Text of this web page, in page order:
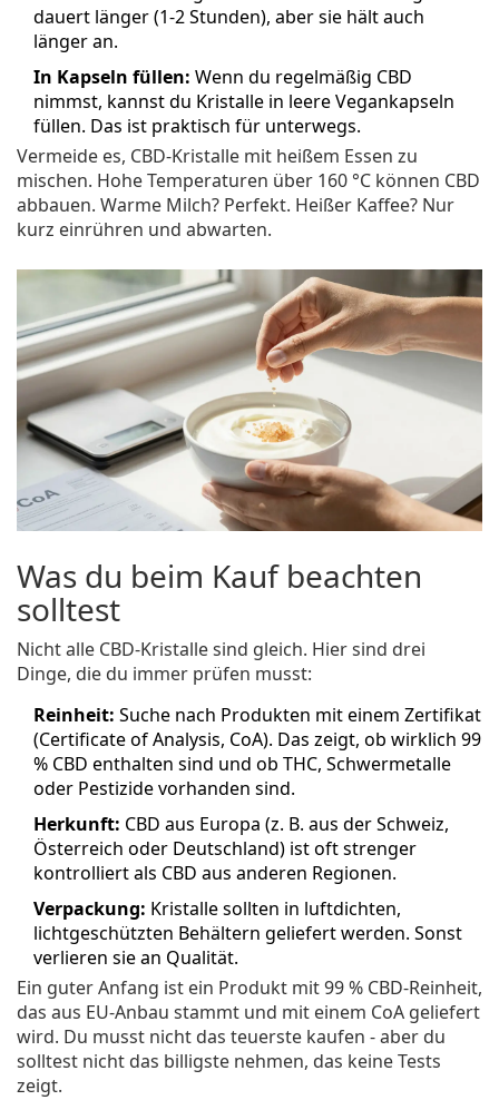
dauert länger (1-2 Stunden), aber sie hält auch
länger an.
In Kapseln füllen: Wenn du regelmäßig CBD
nimmst, kannst du Kristalle in leere Vegankapseln
füllen. Das ist praktisch für unterwegs.
Vermeide es, CBD-Kristalle mit heißem Essen zu
mischen. Hohe Temperaturen über 160 °C können CBD
abbauen. Warme Milch? Perfekt. Heißer Kaffee? Nur
kurz einrühren und abwarten.
Was du beim Kauf beachten
solltest
Nicht alle CBD-Kristalle sind gleich. Hier sind drei
Dinge, die du immer prüfen musst:
Reinheit: Suche nach Produkten mit einem Zertifikat
(Certificate of Analysis, CoA). Das zeigt, ob wirklich 99
% CBD enthalten sind und ob THC, Schwermetalle
oder Pestizide vorhanden sind.
Herkunft: CBD aus Europa (z. B. aus der Schweiz,
Österreich oder Deutschland) ist oft strenger
kontrolliert als CBD aus anderen Regionen.
Verpackung: Kristalle sollten in luftdichten,
lichtgeschützten Behältern geliefert werden. Sonst
verlieren sie an Qualität.
Ein guter Anfang ist ein Produkt mit 99 % CBD-Reinheit,
das aus EU-Anbau stammt und mit einem CoA geliefert
wird. Du musst nicht das teuerste kaufen - aber du
solltest nicht das billigste nehmen, das keine Tests
zeigt.